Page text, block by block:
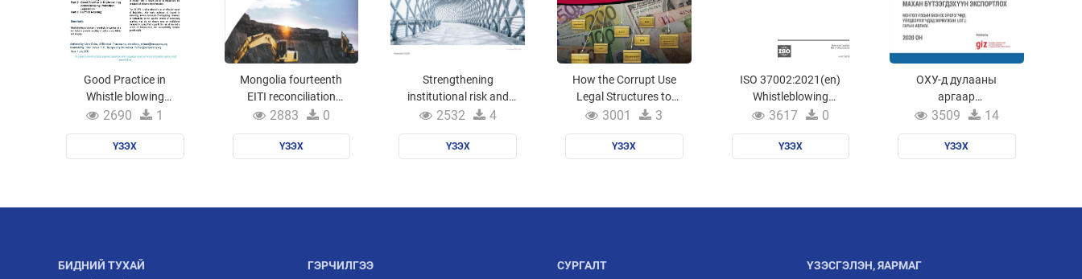
Good Practice in
Whistle blowing
Protection Legislation
2690 1
ҮЗЭХ
Mongolia fourteenth
EITI reconciliation
report 2019
2883 0
ҮЗЭХ
Strengthening
institutional risk and
integrity culture
2532 4
ҮЗЭХ
How the Corrupt Use
Legal Structures to
Hide Stolen Assets and
3001 3
ҮЗЭХ
ISO 37002:2021(en)
Whistleblowing
management systems
3617 0
ҮЗЭХ
ОХУ-д дулааны
аргаар
боловсруулсан
бүтээгдэхүүн
3509 14
ҮЗЭХ
БИДНИЙ ТУХАЙ ГЭРЧИЛГЭЭ СУРГАЛТ ҮЗЭСГЭЛЭН, ЯАРМАГ